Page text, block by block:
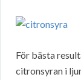
För bästa
citronsyran i